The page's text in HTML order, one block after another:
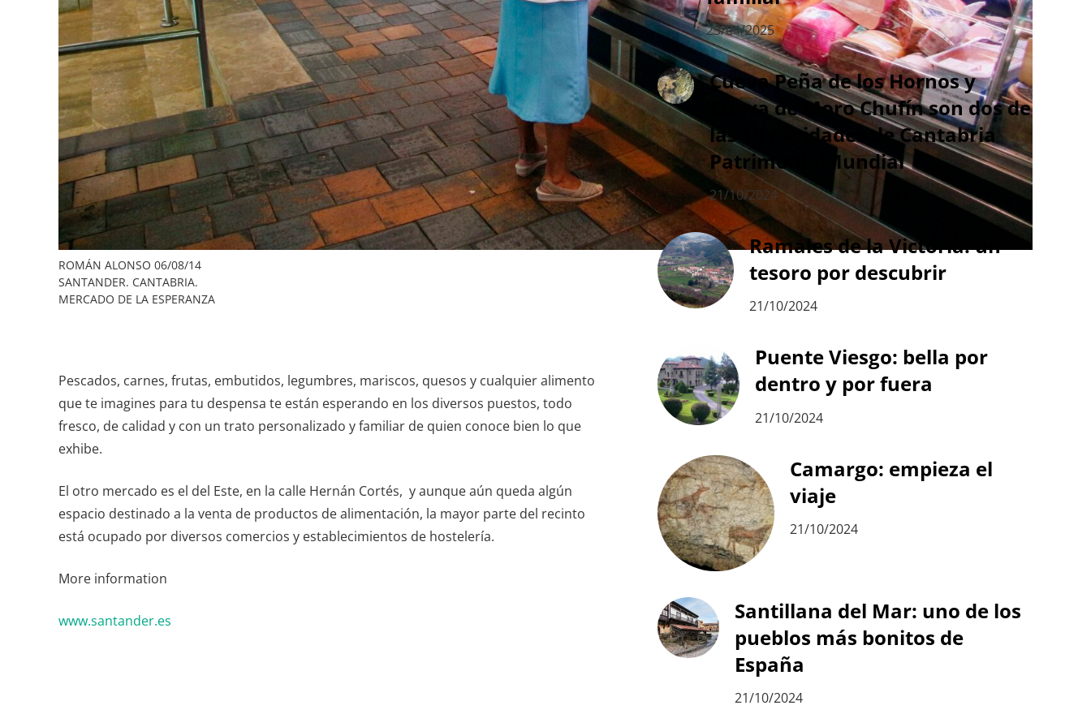
ROMÁN ALONSO 06/08/14
SANTANDER. CANTABRIA.
MERCADO DE LA ESPERANZA
Pescados, carnes, frutas, embutidos, legumbres, mariscos, quesos y cualquier alimento
que te imagines para tu despensa te están esperando en los diversos puestos, todo
fresco, de calidad y con un trato personalizado y familiar de quien conoce bien lo que
exhibe.
El otro mercado es el del Este, en la calle Hernán Cortés, y aunque aún queda algún
espacio destinado a la venta de productos de alimentación, la mayor parte del recinto
está ocupado por diversos comercios y establecimientos de hostelería.
More information
www.santander.es
23/04/2025
Cueva Peña de los Hornos y
Cueva de Moro Chufín son dos de
las 10 cavidades de Cantabria
Patrimonio Mundial
21/10/2024
Ramales de la Victoria: un
tesoro por descubrir
21/10/2024
Puente Viesgo: bella por
dentro y por fuera
21/10/2024
Camargo: empieza el
viaje
21/10/2024
Santillana del Mar: uno de los
pueblos más bonitos de
España
21/10/2024